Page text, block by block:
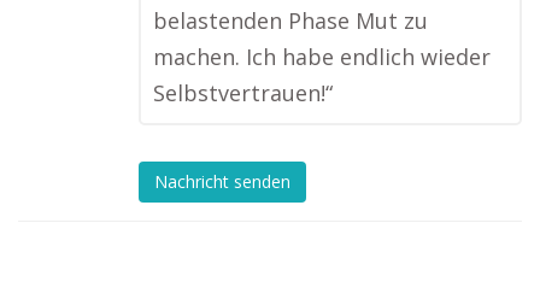
belastenden Phase Mut zu
machen. Ich habe endlich wieder
Selbstvertrauen!“
Nachricht senden